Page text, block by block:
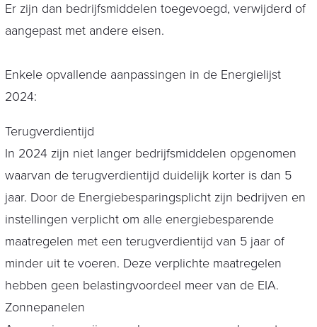
Er zijn dan bedrijfsmiddelen toegevoegd, verwijderd of
aangepast met andere eisen.
Enkele opvallende aanpassingen in de Energielijst
2024:
Terugverdientijd
In 2024 zijn niet langer bedrijfsmiddelen opgenomen
waarvan de terugverdientijd duidelijk korter is dan 5
jaar. Door de Energiebesparingsplicht zijn bedrijven en
instellingen verplicht om alle energiebesparende
maatregelen met een terugverdientijd van 5 jaar of
minder uit te voeren. Deze verplichte maatregelen
hebben geen belastingvoordeel meer van de EIA.
Zonnepanelen